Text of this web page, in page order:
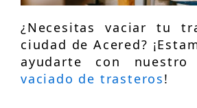
¿Necesitas vaciar tu
ciudad de Acered?
ayudarte con nuestro
vaciado de trasteros!